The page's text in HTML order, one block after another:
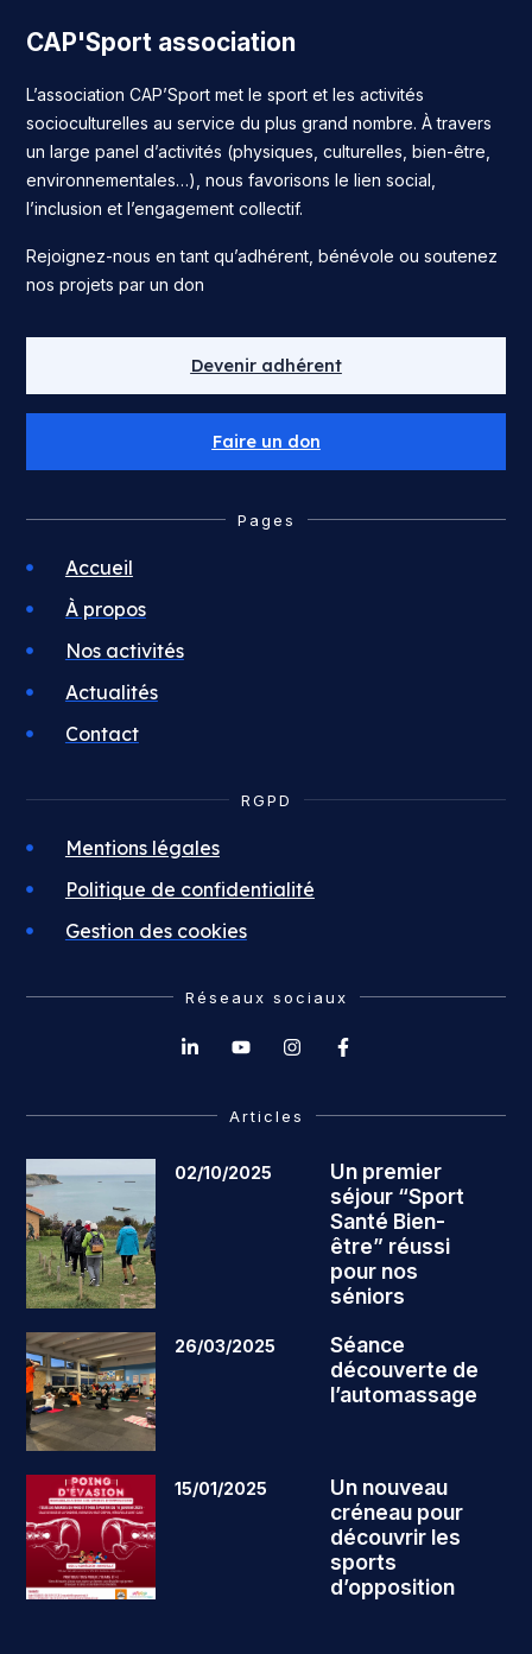
CAP'Sport association
L’association CAP’Sport met le sport et les activités
socioculturelles au service du plus grand nombre. À travers
un large panel d’activités (physiques, culturelles, bien-être,
environnementales…), nous favorisons le lien social,
l’inclusion et l’engagement collectif.
Rejoignez-nous en tant qu’adhérent, bénévole ou soutenez
nos projets par un don
Devenir adhérent
Faire un don
Pages
Accueil
À propos
Nos activités
Actualités
Contact
RGPD
Mentions légales
Politique de confidentialité
Gestion des cookies
Réseaux sociaux
Articles
02/10/2025
Un premier
séjour “Sport
Santé Bien-
être” réussi
pour nos
séniors
26/03/2025
Séance
découverte de
l’automassage
15/01/2025
Un nouveau
créneau pour
découvrir les
sports
d’opposition